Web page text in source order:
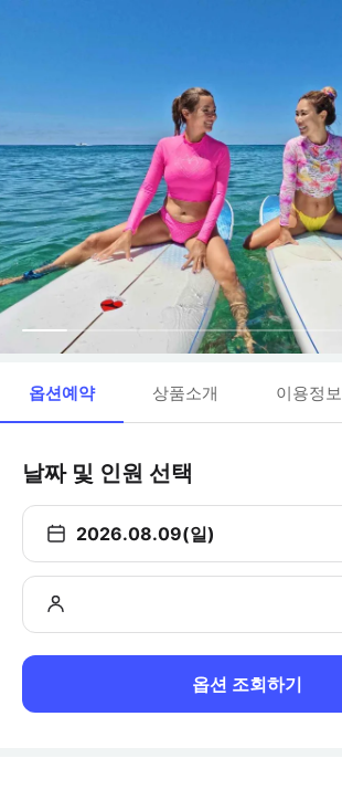
옵션예약 상품소개 이용정보
날짜 및 인원 선택
2026.08.09(일)
옵션 조회하기